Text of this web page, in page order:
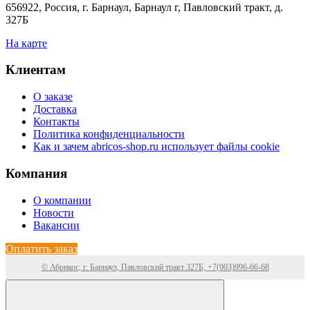
656922, Россия, г. Барнаул, Барнаул г, Павловский тракт, д.
327Б
На карте
Клиентам
О заказе
Доставка
Контакты
Политика конфиденциальности
Как и зачем abricos-shop.ru использует файлы cookie
Компания
О компании
Новости
Вакансии
Оплатить заказ
© Абрикос, г. Барнаул, Павловский тракт 327Б, +7(903)996-66-68